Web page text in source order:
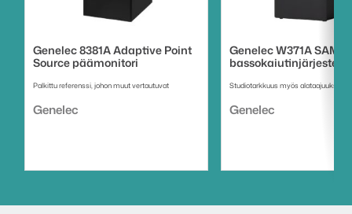
Genelec 8381A Adaptive Point
Source päämonitori
Palkittu referenssi, johon muut vertautuvat
Tuotemerkki:
Genelec
Genelec W371A SAM
Studiotarkkuus myös alataajuuksilla
Tuotemerkki:
Genelec